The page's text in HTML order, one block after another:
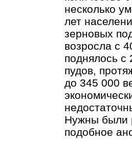
несколько
лет
зерновых
возросла с
поднялось с
пудов,
до 345 000
Нужны были
подобное